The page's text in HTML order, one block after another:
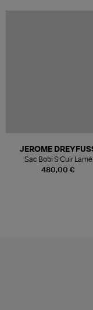
480,00 €
JEROME
Sac Bobi S Cuir Lamé
Champagne